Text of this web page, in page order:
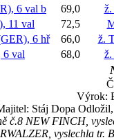
6 val b 69,0
ž.
11 val 72,5
6 hř 66,0
ž.
val 68,0
Výrok:
Stáj Dopa
č.8 NEW FINCH,
vyslechla tr.